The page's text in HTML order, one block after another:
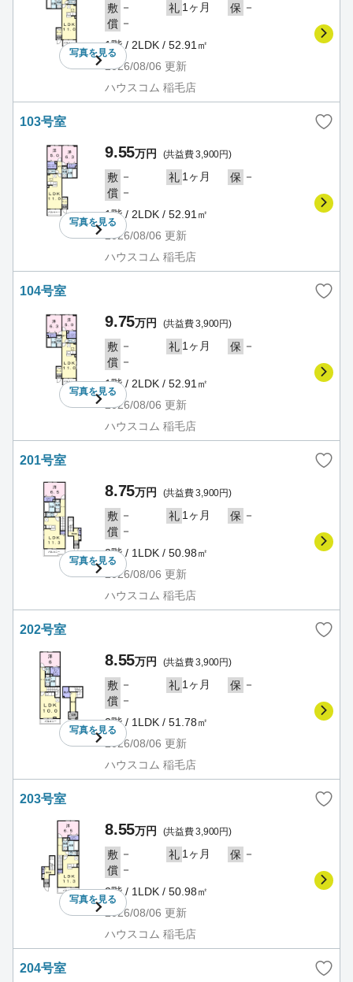
写真を見る
敷 － 礼 1ヶ月 保 －
償 －
1階 / 2LDK / 52.91㎡
2026/08/06 更新
ハウスコム 稲毛店
103号室
写真を見る
9.55万円 (共益費 3,900円)
敷 － 礼 1ヶ月 保 －
償 －
1階 / 2LDK / 52.91㎡
2026/08/06 更新
ハウスコム 稲毛店
104号室
写真を見る
9.75万円 (共益費 3,900円)
敷 － 礼 1ヶ月 保 －
償 －
1階 / 2LDK / 52.91㎡
2026/08/06 更新
ハウスコム 稲毛店
201号室
写真を見る
8.75万円 (共益費 3,900円)
敷 － 礼 1ヶ月 保 －
償 －
2階 / 1LDK / 50.98㎡
2026/08/06 更新
ハウスコム 稲毛店
202号室
写真を見る
8.55万円 (共益費 3,900円)
敷 － 礼 1ヶ月 保 －
償 －
2階 / 1LDK / 51.78㎡
2026/08/06 更新
ハウスコム 稲毛店
203号室
写真を見る
8.55万円 (共益費 3,900円)
敷 － 礼 1ヶ月 保 －
償 －
2階 / 1LDK / 50.98㎡
2026/08/06 更新
ハウスコム 稲毛店
204号室